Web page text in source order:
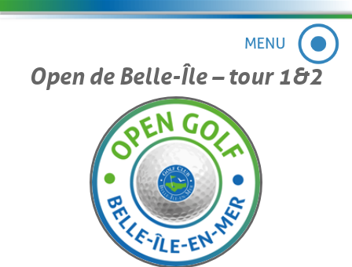
Open de Belle-Île – tour 1&2